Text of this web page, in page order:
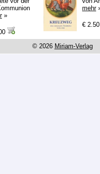
»
mehr
€ 2.50
© 2026 Miriam-Verlag